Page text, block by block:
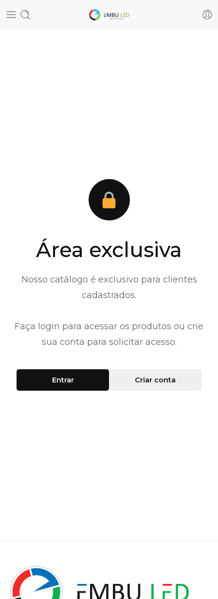
Área exclusiva
Nosso catálogo é exclusivo para clientes
cadastrados.
Faça login para acessar os produtos ou crie
sua conta para solicitar acesso.
Entrar Criar conta